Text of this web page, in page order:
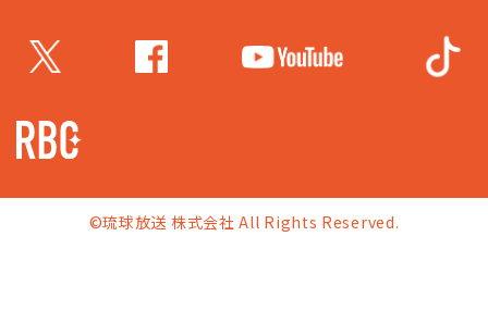
©琉球放送 株式会社 All Rights Reserved.